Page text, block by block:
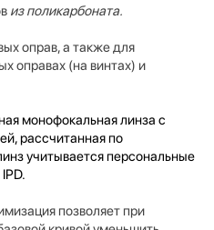
из поликарбоната.
оправ, а также для
оправах (на винтах) и
монофокальная линза с
рассчитанная по
учитывается персональные
позволяет при